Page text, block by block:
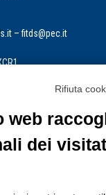
– fitds@pec.it
lunedì al venerdì dalle
Rifiuta
web
dei